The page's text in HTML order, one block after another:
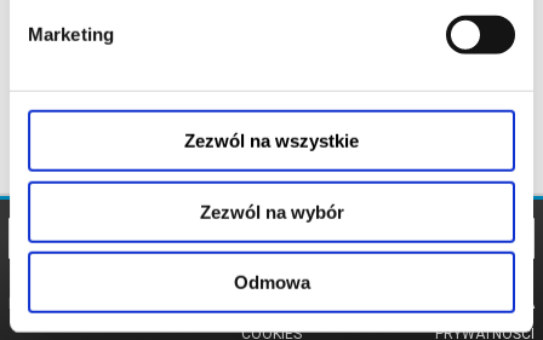
Marketing
Zezwól na wszystkie
Zezwól na wybór
Odmowa
POLITYKA
PRYWATNOŚCI
COOKIES